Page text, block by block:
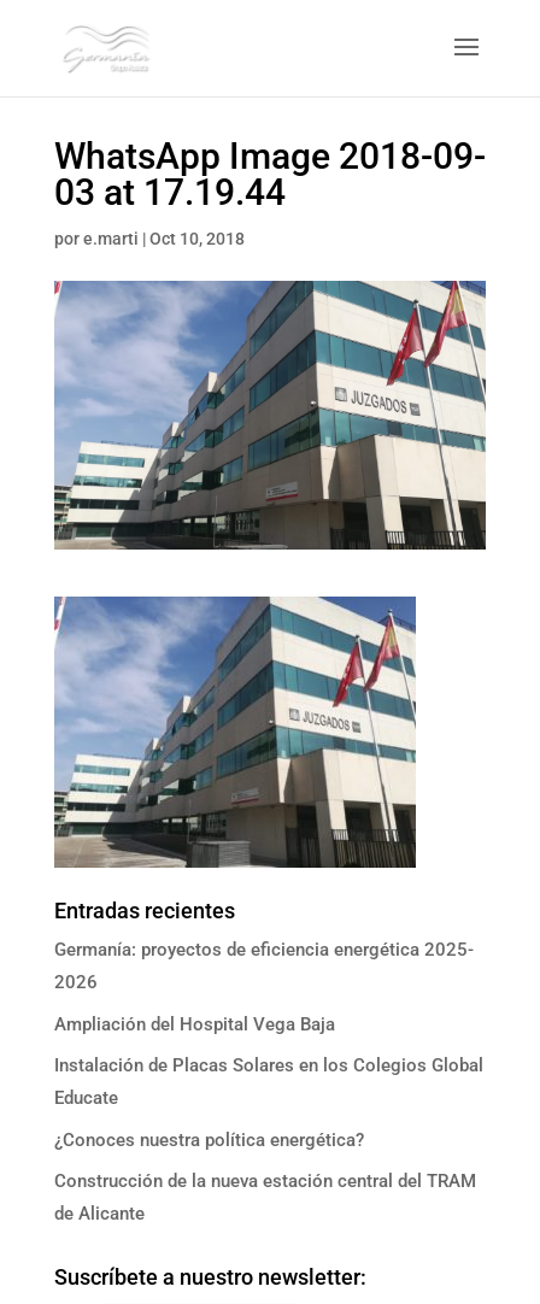
WhatsApp Image 2018-09-
03 at 17.19.44
pore.marti |Oct 10, 2018
Entradas recientes
Germanía: proyectos de eficiencia energética 2025-
2026
Ampliación del Hospital Vega Baja
Instalación de Placas Solares en los Colegios Global
Educate
¿Conoces nuestra política energética?
Construcción de la nueva estación central del TRAM
de Alicante
Suscríbete a nuestro newsletter: